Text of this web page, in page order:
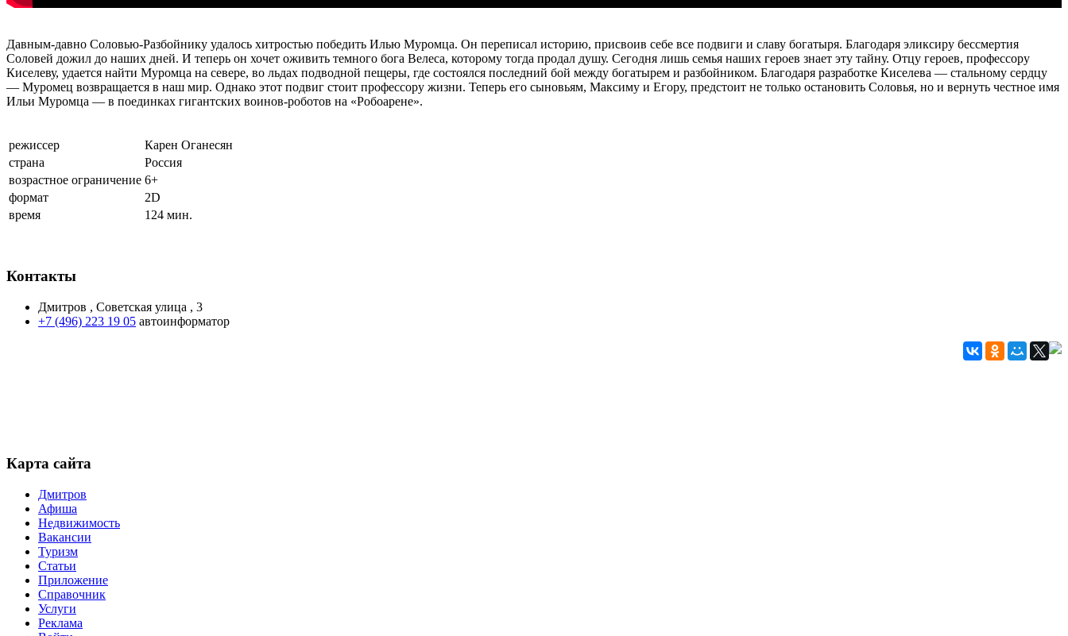
Давным-давно Соловью-Разбойнику удалось хитростью победить Илью Муромца. Он переписал историю, присвоив себе все подвиги и славу богатыря. Благодаря эликсиру бессмертия
Соловей дожил до наших дней. И теперь он хочет оживить темного бога Велеса, которому тогда продал душу. Сегодня лишь семья наших героев знает эту тайну. Отцу героев, профессору
Киселеву, удается найти Муромца на севере, во льдах подводной пещеры, где состоялся последний бой между богатырем и разбойником. Благодаря разработке Киселева — стальному сердцу
— Муромец возвращается в наш мир. Однако этот подвиг стоит профессору жизни. Теперь его сыновьям, Максиму и Егору, предстоит не только остановить Соловья, но и вернуть честное имя
Ильи Муромца — в поединках гигантских воинов-роботов на «Робоарене».
режиссер
Карен Оганесян
страна
Россия
возрастное ограничение 6+
формат
2D
время
124 мин.
Контакты
Дмитров , Советская улица , 3
+7 (496) 223 19 05 автоинформатор
Карта сайта
Дмитров
Афиша
Недвижимость
Вакансии
Туризм
Статьи
Приложение
Справочник
Услуги
Реклама